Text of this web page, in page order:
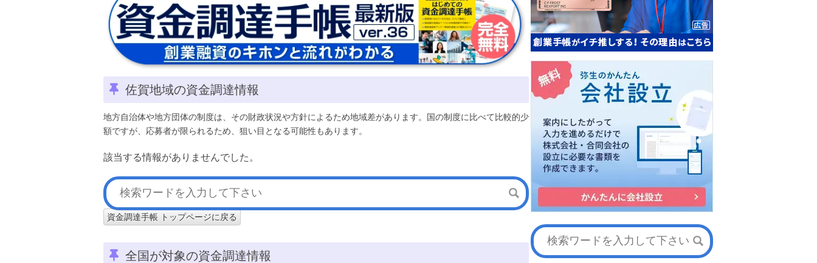
佐賀地域の資金調達情報
地方自治体や地方団体の制度は、その財政状況や方針によるため地域差があります。国の制度に比べて比較的少
額ですが、応募者が限られるため、狙い目となる可能性もあります。
該当する情報がありませんでした。
資金調達手帳 トップページに戻る
全国が対象の資金調達情報